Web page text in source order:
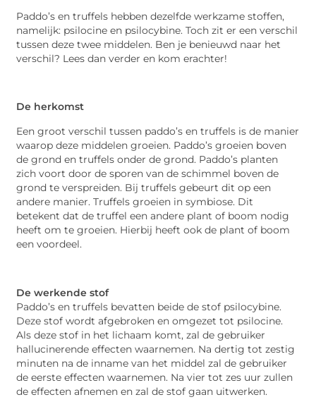
Paddo’s en truffels hebben dezelfde werkzame stoffen,
namelijk: psilocine en psilocybine. Toch zit er een verschil
tussen deze twee middelen. Ben je benieuwd naar het
verschil? Lees dan verder en kom erachter!
De herkomst
Een groot verschil tussen paddo’s en truffels is de manier
waarop deze middelen groeien. Paddo’s groeien boven
de grond en truffels onder de grond. Paddo’s planten
zich voort door de sporen van de schimmel boven de
grond te verspreiden. Bij truffels gebeurt dit op een
andere manier. Truffels groeien in symbiose. Dit
betekent dat de truffel een andere plant of boom nodig
heeft om te groeien. Hierbij heeft ook de plant of boom
een voordeel.
De werkende stof
Paddo’s en truffels bevatten beide de stof psilocybine.
Deze stof wordt afgebroken en omgezet tot psilocine.
Als deze stof in het lichaam komt, zal de gebruiker
hallucinerende effecten waarnemen. Na dertig tot zestig
minuten na de inname van het middel zal de gebruiker
de eerste effecten waarnemen. Na vier tot zes uur zullen
de effecten afnemen en zal de stof gaan uitwerken.